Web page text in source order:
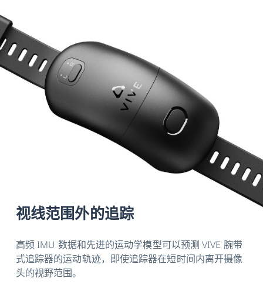
视线范围外的追踪
高频 IMU 数据和先进的运动学模型可以预测 VIVE 腕带
式追踪器的运动轨迹，即使追踪器在短时间内离开摄像
头的视野范围。